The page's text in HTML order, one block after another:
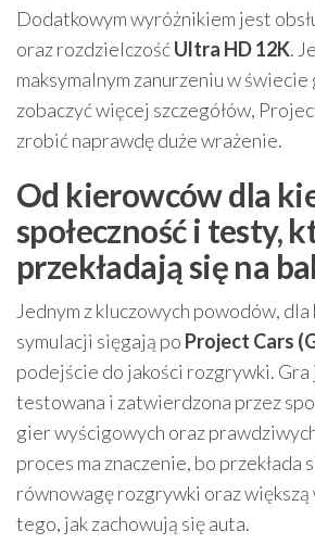
Dodatkowym wyróżnikiem jest
oraz rozdzielczośćUltra HD 12K.
maksymalnym zanurzeniu w świecie
zobaczyć więcej szczegółów,
zrobić naprawdę duże wrażenie.
Od kierowców dla
społeczność i testy,
przekładają się na
Jednym z kluczowych powodów,
symulacji sięgają po Project Cars
podejście do jakości rozgrywki.
testowana i zatwierdzona przez
gier wyścigowych oraz
proces ma znaczenie, bo przekłada
równowagę rozgrywki oraz
tego, jak zachowują się auta.